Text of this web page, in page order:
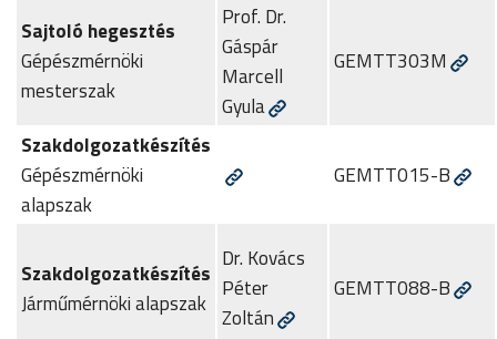
Sajtoló hegesztés
Gépészmérnöki
mesterszak
Prof. Dr.
Gáspár
Marcell
Gyula
GEMTT303M
Szakdolgozatkészítés
Gépészmérnöki
alapszak
GEMTT015-B
Szakdolgozatkészítés
Járműmérnöki alapszak
Dr. Kovács
Péter
Zoltán
GEMTT088-B